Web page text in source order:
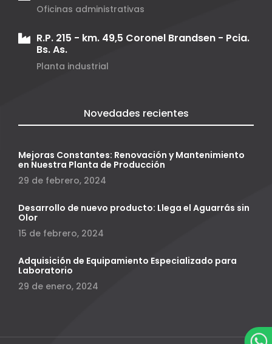
Oficinas administrativas
R.P. 215 - km. 49,5 Coronel Brandsen - Pcia.
Bs. As.
Planta industrial
Novedades recientes
Mejoras Constantes: Renovación y Mantenimiento
en Nuestra Planta de Producción
29 de febrero, 2024
Desarrollo de nuevo producto: Llega el Aguarrás sin
Olor
15 de febrero, 2024
Adquisición de Equipamiento Especializado para
Laboratorio
29 de enero, 2024